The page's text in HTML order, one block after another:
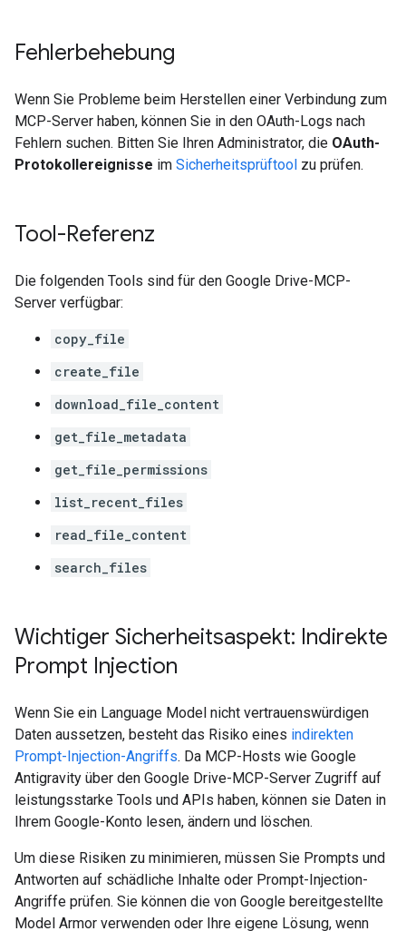
Fehlerbehebung
Wenn Sie Probleme beim Herstellen einer Verbindung zum
MCP-Server haben, können Sie in den OAuth-Logs nach
Fehlern suchen. Bitten Sie Ihren Administrator, die OAuth-
Protokollereignisse im Sicherheitsprüftool zu prüfen.
Tool-Referenz
Die folgenden Tools sind für den Google Drive-MCP-
Server verfügbar:
copy_file
create_file
download_file_content
get_file_metadata
get_file_permissions
list_recent_files
read_file_content
search_files
Wichtiger Sicherheitsaspekt: Indirekte
Prompt Injection
Wenn Sie ein Language Model nicht vertrauenswürdigen
Daten aussetzen, besteht das Risiko eines indirekten
Prompt-Injection-Angriffs. Da MCP-Hosts wie Google
Antigravity über den Google Drive-MCP-Server Zugriff auf
leistungsstarke Tools und APIs haben, können sie Daten in
Ihrem Google-Konto lesen, ändern und löschen.
Um diese Risiken zu minimieren, müssen Sie Prompts und
Antworten auf schädliche Inhalte oder Prompt-Injection-
Angriffe prüfen. Sie können die von Google bereitgestellte
Model Armor verwenden oder Ihre eigene Lösung, wenn